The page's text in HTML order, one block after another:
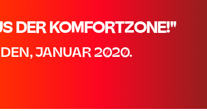
DER KOMFORTZONE!"
JANUAR 2020.